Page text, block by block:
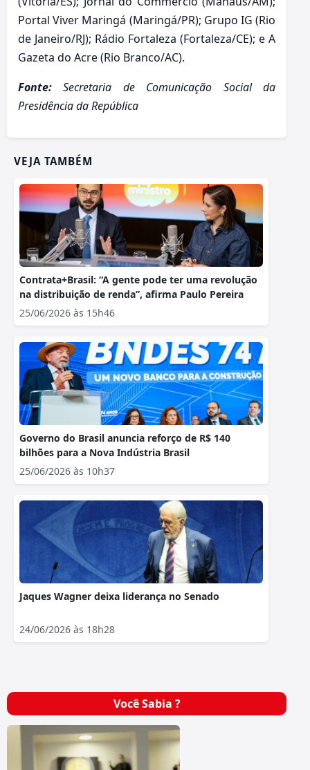
Portal Viver Maringá (Maringá/PR); Grupo IG (Rio
de Janeiro/RJ); Rádio Fortaleza (Fortaleza/CE); e A
Gazeta do Acre (Rio Branco/AC).
Fonte: Secretaria de Comunicação Social da
Presidência da República
VEJA TAMBÉM
Contrata+Brasil: “A gente pode ter uma revolução
na distribuição de renda”, afirma Paulo Pereira
25/06/2026 às 15h46
Governo do Brasil anuncia reforço de R$ 140
bilhões para a Nova Indústria Brasil
25/06/2026 às 10h37
Jaques Wagner deixa liderança no Senado
24/06/2026 às 18h28
Você Sabia ?